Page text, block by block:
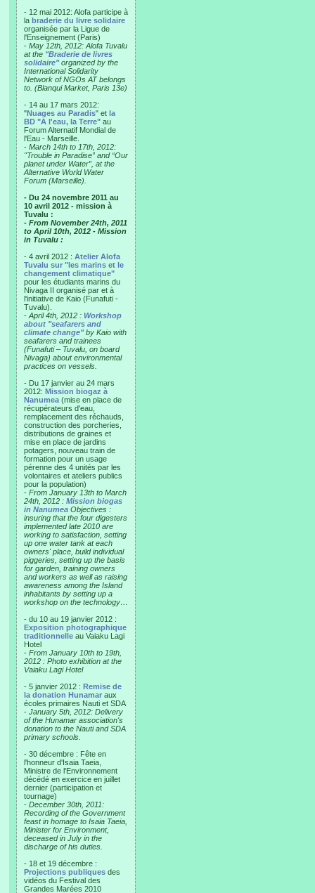
- 12 mai 2012: Alofa participe à
la braderie du livre solidaire
organisée par la Ligue de
l'Enseignement (Paris)
- May 12th, 2012: Alofa Tuvalu
at the "Braderie de livres
solidaire"organized by the
International Solidarity
Network of NGOs AT belongs
to. (Blanqui Market, Paris 13e)
- 14 au 17 mars 2012:
"Nuages au Paradis" et la
BD "A l'eau, la Terre" au
Forum Alternatif Mondial de
l'Eau - Marseille.
- March 14th to 17th, 2012:
"Trouble in Paradise” and “Our
planet under Water”, at the
Alternative World Water
Forum (Marseille).
- Du 24 novembre 2011 au
10 avril 2012 - mission à
Tuvalu :
- From November 24th, 2011
to April 10th, 2012 - Mission
in Tuvalu :
- 4 avril 2012 : Atelier Alofa
Tuvalu sur "les marins et le
changement climatique"
pour les étudiants marins du
Nivaga II organisé par et à
l'initiative de Kaio (Funafuti -
Tuvalu).
- April 4th, 2012 : Workshop
about "seafarers and
climate change"by Kaio with
seafarers and trainees
(Funafuti – Tuvalu, on board
Nivaga) about environmental
practices on vessels.
- Du 17 janvier au 24 mars
2012: Mission biogaz à
Nanumea (mise en place de
récupérateurs d'eau,
remplacement des réchauds,
construction des porcheries,
distributions de graines et
mise en place de jardins
potagers, nouveau train de
formation pour un usage
pérenne des 4 unités par les
volontaires et ateliers publics
pour la population)
- From January 13th to March
24th, 2012 : Mission biogas
in Nanumea Objectives :
insuring that the four digesters
implemented late 2010 are
working to satisfaction, setting
up one water tank at each
owners' place, build individual
piggeries, setting up the basis
for garden, training owners
and workers as well as raising
awareness among the Island
inhabitants by setting up a
workshop on the technology…
- du 10 au 19 janvier 2012 :
Exposition photographique
traditionnelle au Vaiaku Lagi
Hotel
- From January 10th to 19th,
2012 : Photo exhibition at the
Vaiaku Lagi Hotel
- 5 janvier 2012 : Remise de
la donation Hunamar aux
écoles primaires Nauti et SDA
- January 5th, 2012: Delivery
of the Hunamar association's
donation to the Nauti and SDA
primary schools.
- 30 décembre : Fête en
l'honneur d'Isaia Taeia,
Ministre de l'Environnement
décédé en exercice en juillet
dernier (participation et
tournage)
- December 30th, 2011:
Recording of the Government
feast in homage to Isaia Taeia,
Minister for Environment,
deceased in July in the
discharge of his duties.
- 18 et 19 décembre :
Projections publiques des
vidéos du Festival des
Grandes Marées 2010